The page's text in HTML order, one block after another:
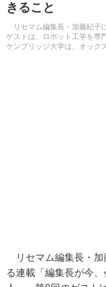
きること
リセマム編集長・加藤紀子
ゲストは、ロボット工学を専
ケンブリッジ大学は、オック
リセマム編集長・加
る連載「編集長が今、